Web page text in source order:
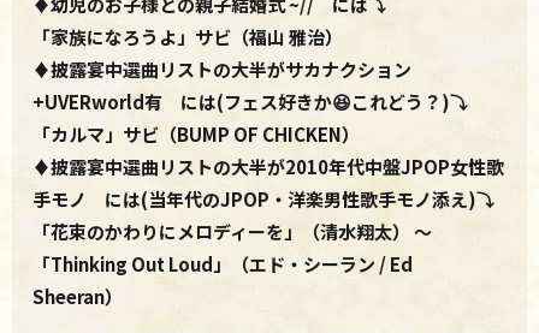
「家族になろうよ」サビ（福山 雅治）
♦披露宴中選曲リストの大半がサカナクション
+UVERworld有 には(フェス好きか😆これどう？)⤵
「カルマ」サビ（BUMP OF CHICKEN）
♦披露宴中選曲リストの大半が2010年代中盤JPOP女性歌
手モノ には(当年代のJPOP・洋楽男性歌手モノ添え)⤵
「花束のかわりにメロディーを」（清水翔太） ～
「Thinking Out Loud」（エド・シーラン / Ed
Sheeran）